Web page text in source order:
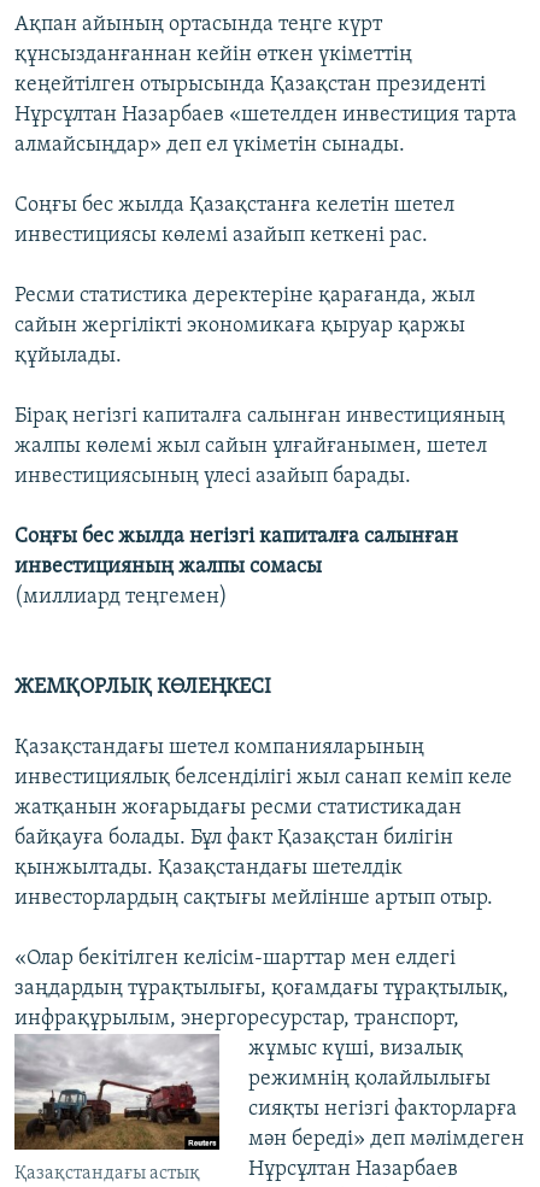
Ақпан айының ортасында теңге күрт
құнсызданғаннан кейін өткен үкіметтің
кеңейтілген отырысында Қазақстан президенті
Нұрсұлтан Назарбаев «шетелден инвестиция тарта
алмайсыңдар» деп ел үкіметін сынады.
Соңғы бес жылда Қазақстанға келетін шетел
инвестициясы көлемі азайып кеткені рас.
Ресми статистика деректеріне қарағанда, жыл
сайын жергілікті экономикаға қыруар қаржы
құйылады.
Бірақ негізгі капиталға салынған инвестицияның
жалпы көлемі жыл сайын ұлғайғанымен, шетел
инвестициясының үлесі азайып барады.
Соңғы бес жылда негізгі капиталға салынған
инвестицияныңжалпы сомасы
(миллиард теңгемен)
ЖЕМҚОРЛЫҚ КӨЛЕҢКЕСІ
Қазақстандағы шетел компанияларының
инвестициялық белсенділігі жыл санап кеміп келе
жатқанын жоғарыдағы ресми статистикадан
байқауға болады. Бұл факт Қазақстан билігін
қынжылтады. Қазақстандағы шетелдік
инвесторлардың сақтығы мейлінше артып отыр.
«Олар бекітілген келісім-шарттар мен елдегі
заңдардың тұрақтылығы, қоғамдағы тұрақтылық,
инфрақұрылым, энергоресурстар, транспорт,
жұмыс күші, визалық
Қазақстандағы астық
режимнің қолайлылығы
сияқты негізгі факторларға
мән береді» деп мәлімдеген
Нұрсұлтан Назарбаев